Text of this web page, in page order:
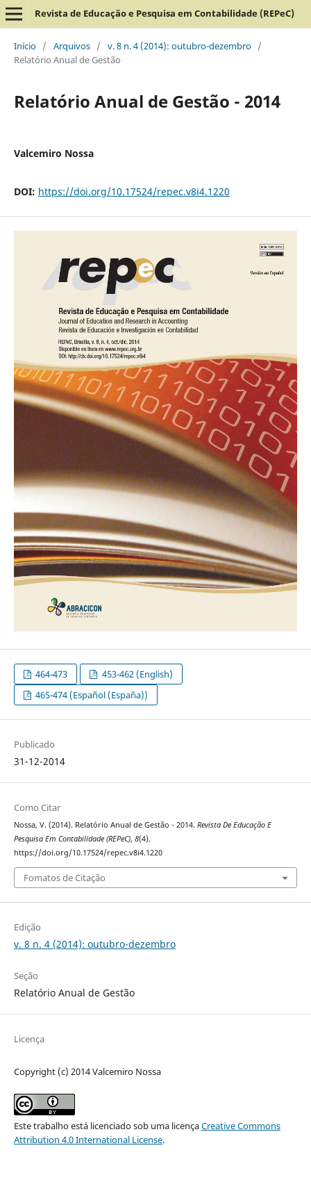
Revista de Educação e Pesquisa em Contabilidade (REPeC)
Início / Arquivos / v. 8 n. 4 (2014): outubro-dezembro /
Relatório Anual de Gestão
Relatório Anual de Gestão - 2014
Valcemiro Nossa
DOI: https://doi.org/10.17524/repec.v8i4.1220
464-473
453-462 (English)
465-474 (Español (España))
Publicado
31-12-2014
Como Citar
Nossa, V. (2014). Relatório Anual de Gestão - 2014. Revista De Educação E
Pesquisa Em Contabilidade (REPeC), 8(4).
https://doi.org/10.17524/repec.v8i4.1220
Fomatos de Citação
Edição
v. 8 n. 4 (2014): outubro-dezembro
Seção
Relatório Anual de Gestão
Licença
Copyright (c) 2014 Valcemiro Nossa
Este trabalho está licenciado sob uma licençaCreative Commons
Attribution 4.0 International License.